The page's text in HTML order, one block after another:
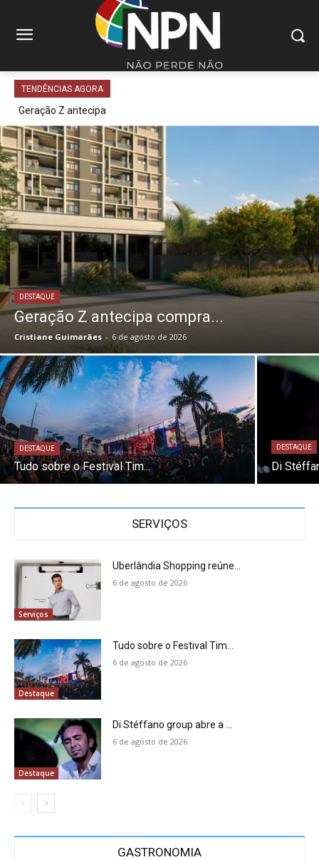
TENDÊNCIAS AGORA
Geração Z antecipa
DESTAQUE
Geração Z antecipa compra...
Cristiane Guimarães - 6 de agosto de 2026
DESTAQUE
Tudo sobre o Festival Tim...
DESTAQUE
Di
SERVIÇOS
Serviços
Uberlândia Shopping reúne...
6 de agosto de 2026
Destaque
Tudo sobre o Festival Tim...
6 de agosto de 2026
Destaque
Di Stéffano group abre a ...
6 de agosto de 2026
GASTRONOMIA